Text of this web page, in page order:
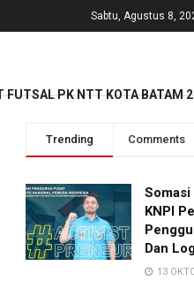
Sabtu, Agustus 8,
FUTSAL PK NTT KOTA BATAM
Trending Comments
Somasi
KNPI
Dan
13